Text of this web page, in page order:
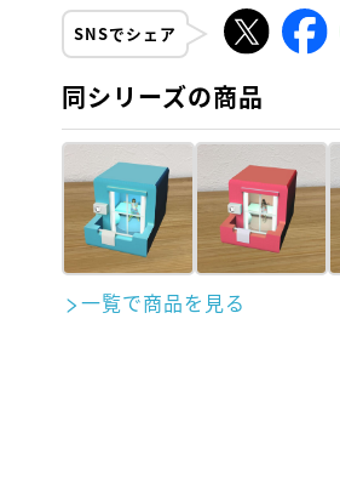
SNSでシェア
同シリーズの商品
一覧で商品を見る